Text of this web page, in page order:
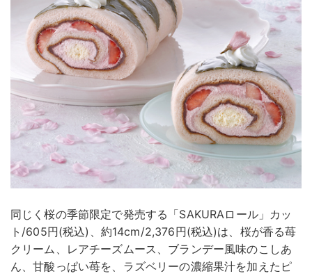
同じく桜の季節限定で発売する「SAKURAロール」カッ
ト/605円(税込)、約14cm/2,376円(税込)は、桜が香る苺
クリーム、レアチーズムース、ブランデー風味のこしあ
ん、甘酸っぱい苺を、ラズベリーの濃縮果汁を加えたピ